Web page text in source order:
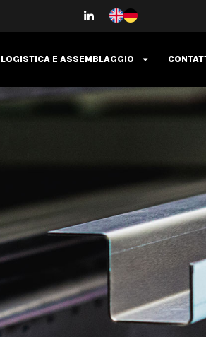
LOGISTICA E ASSEMBLAGGIO